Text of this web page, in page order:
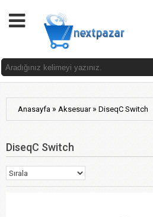
Anasayfa » Aksesuar » DiseqC Switch
DiseqC Switch